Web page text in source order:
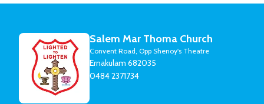
Salem Mar Thoma Church
Convent Road, Opp Shenoy's Theatre
Ernakulam 682035
0484 2371734